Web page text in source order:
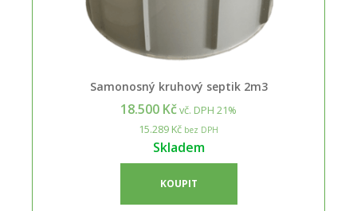
Samonosný kruhový septik 2m3
18.500 Kčvč. DPH 21%
15.289 Kč bez DPH
Skladem
KOUPIT